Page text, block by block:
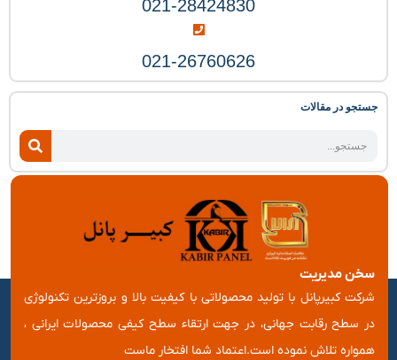
021-28424830
021-26760626
جستجو در مقالات
سخن مدیریت
شرکت کبیرپانل با تولید محصولاتی با کیفیت بالا و بروزترین تکنولوژی
در سطح رقابت جهانی، در جهت ارتقاء سطح کیفی محصولات ایرانی ،
همواره تلاش نموده است.اعتماد شما افتخار ماست